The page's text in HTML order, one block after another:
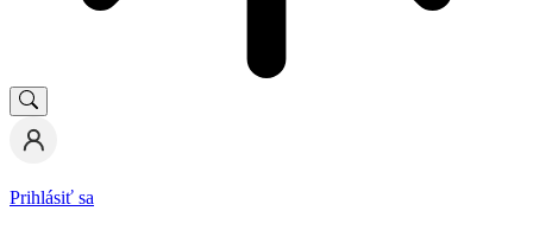
Prihlásiť sa